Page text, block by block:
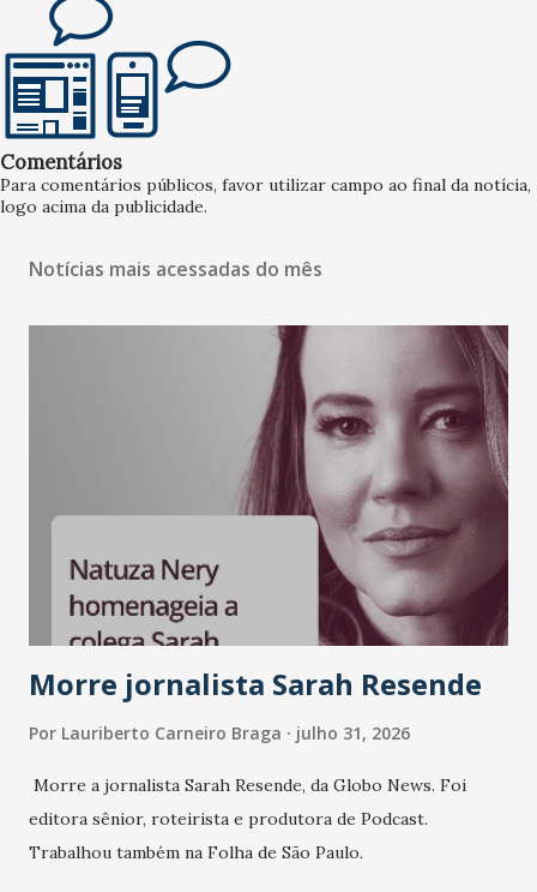
Comentários
Para comentários públicos, favor utilizar campo ao final da notícia,
logo acima da publicidade.
Notícias mais acessadas do mês
Morre jornalista Sarah Resende
Por Lauriberto Carneiro Braga julho 31, 2026
Morre a jornalista Sarah Resende, da Globo News. Foi
editora sênior, roteirista e produtora de Podcast.
Trabalhou também na Folha de São Paulo.